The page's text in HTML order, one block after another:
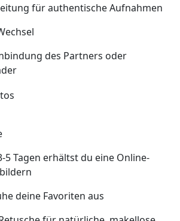
für authentische Aufnahmen
des Partners oder
5 Tagen erhältst du eine Online-
deine Favoriten aus